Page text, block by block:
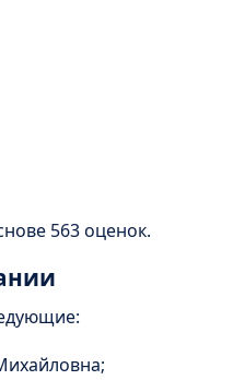
563оценок.